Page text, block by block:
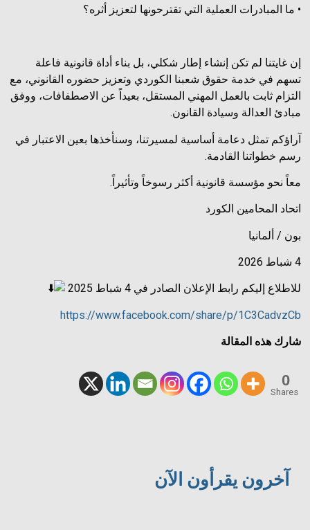
آخرون يقرأون الآن
• ما المبادرات العملية التي تقترحونها لتعزيز أثره؟
إن غايتنا لم تكن إنشاء إطار شكلي، بل بناء أداة قانونية فاعلة
تسهم في خدمة حقوق شعبنا الكوردي وتعزيز حضوره القانوني، مع
التزام ثابت بالعمل المهني المستقل، بعيداً عن الاصطفافات، ووفق
مبادئ العدالة وسيادة القانون.
آراؤكم تمثل دعامة أساسية لمسيرتنا، وسنأخذها بعين الاعتبار في
رسم خطواتنا القادمة.
معاً نحو مؤسسة قانونية أكثر رسوخاً وتأثيراً.
اتحاد المحامين الكورد
بون / ألمانيا
4 شباط 2026
للاطلاع إليكم رابط الإعلان الصادر في 4 شباط 2025
https://www.facebook.com/share/p/1C3CadvzCb
شارك هذه المقالة
0
Shares